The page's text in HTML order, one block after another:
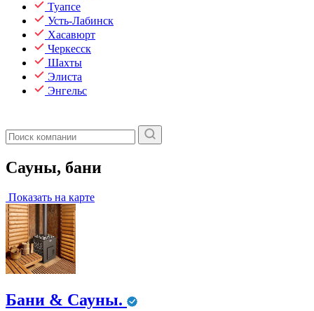
Туапсе
Усть-Лабинск
Хасавюрт
Черкесск
Шахты
Элиста
Энгельс
Сауны, бани
Показать на карте
Бани & Сауны.